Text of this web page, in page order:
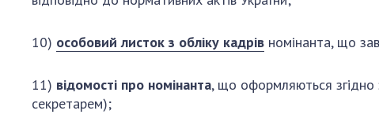
10) особовий листок з обліку кадрів номінанта, що
11) відомості про номінанта, що оформляються згідно
секретарем);